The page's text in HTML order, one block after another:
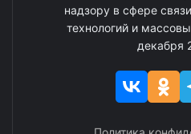
надзору в сфере
технологий и
декабря